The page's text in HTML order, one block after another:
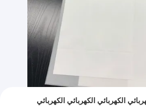
الكهربائي الكهربائي الكهربائي